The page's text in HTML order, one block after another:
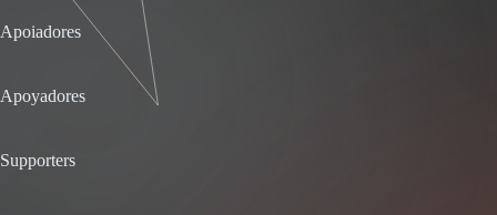
Apoiadores
Apoyadores
Supporters